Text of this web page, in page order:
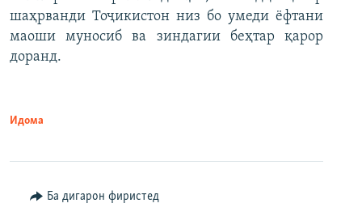
шаҳрванди Тоҷикистон низ бо умеди ёфтани
маоши муносиб ва зиндагии беҳтар қарор
доранд.
Идома
Ба дигарон фиристед